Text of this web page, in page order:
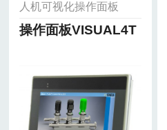
人机可视化操作面板
操作面板VISUAL4T